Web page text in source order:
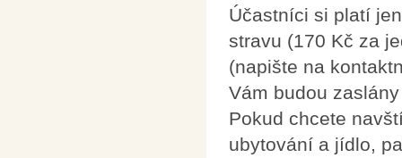
Účastníci si platí
stravu (170 Kč za
(napište na
Vám budou
Pokud chcete
ubytování a jídlo,